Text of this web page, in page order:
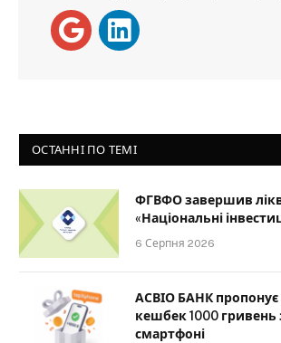
ОСТАННІ ПО ТЕМІ
ФГВФО завершив
«Національні
6 Серпня 2026
АСВІО БАНК пропонує
кешбек 1000 гривень
смартфоні